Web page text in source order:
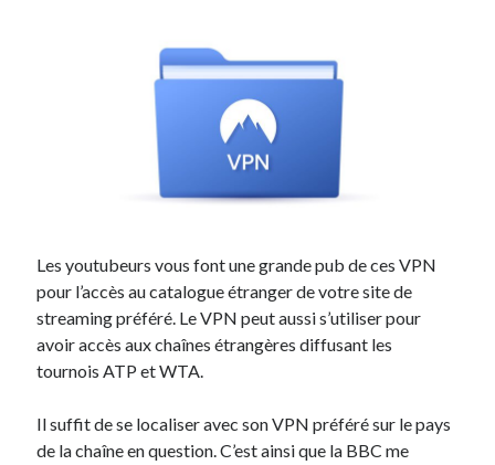
Les youtubeurs vous font une grande pub de ces VPN
pour l’accès au catalogue étranger de votre site de
streaming préféré. Le VPN peut aussi s’utiliser pour
avoir accès aux chaînes étrangères diffusant les
tournois ATP et WTA.
Il suffit de se localiser avec son VPN préféré sur le pays
de la chaîne en question. C’est ainsi que la BBC me